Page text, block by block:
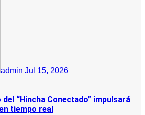
admin Jul 15, 2026
del “Hincha Conectado” impulsará
tiempo real